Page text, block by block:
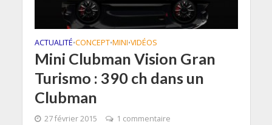
ACTUALITÉ•CONCEPT•MINI•VIDÉOS
Mini Clubman Vision Gran
Turismo : 390 ch dans un
Clubman
27 février 2015 1 commentaire